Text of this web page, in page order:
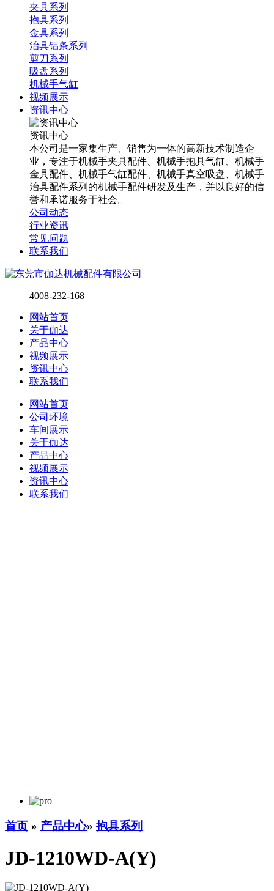
夹具系列
抱具系列
金具系列
治具铝条系列
剪刀系列
吸盘系列
机械手气缸
视频展示
资讯中心
资讯中心
本公司是一家集生产、销售为一体的高新技术制造企
业，专注于机械手夹具配件、机械手抱具气缸、机械手
金具配件、机械手气缸配件、机械手真空吸盘、机械手
治具配件系列的机械手配件研发及生产，并以良好的信
誉和承诺服务于社会。
公司动态
行业资讯
常见问题
联系我们
4008-232-168
网站首页
关于伽达
产品中心
视频展示
资讯中心
联系我们
网站首页
公司环境
车间展示
关于伽达
产品中心
视频展示
资讯中心
联系我们
首页 » 产品中心» 抱具系列
JD-1210WD-A(Y)